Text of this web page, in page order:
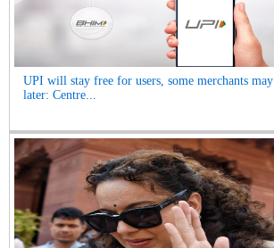
UPI will stay free for users, some merchants
later: Centre...